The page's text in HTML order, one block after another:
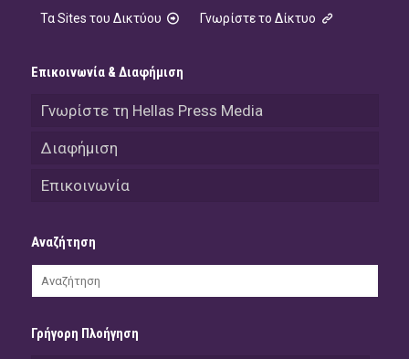
Τα Sites του Δικτύου Γνωρίστε το Δίκτυο
Επικοινωνία & Διαφήμιση
Γνωρίστε τη Hellas Press Media
Διαφήμιση
Επικοινωνία
Αναζήτηση
Γρήγορη Πλοήγηση